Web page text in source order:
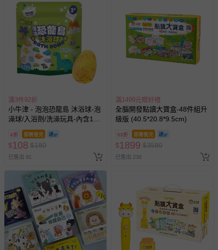
滿3件92折
小牛津 - 泡泡恐龍島 沐浴球-泡
澡球/入浴劑/洗澡玩具-內含1個
恐龍公仔-全10種四色果香隨機
出貨
6折 即將售完
$108 $180
已售出 91
滿1499元贈好禮
全腦開發點讀大寶盒-48件組升
級版 (40.5*20.8*9.5cm)
53折 即將售完
$1899 $3580
已售出 230